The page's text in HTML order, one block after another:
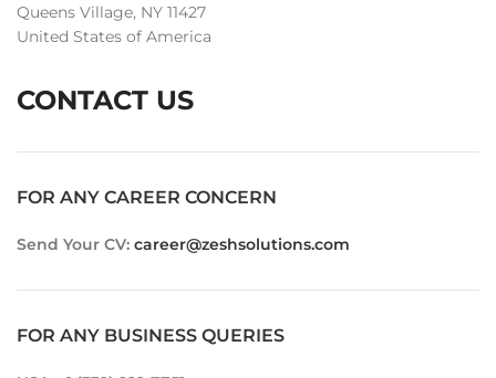
Queens Village, NY 11427
United States of America
CONTACT US
FOR ANY CAREER CONCERN
Send Your CV: career@zeshsolutions.com
FOR ANY BUSINESS QUERIES